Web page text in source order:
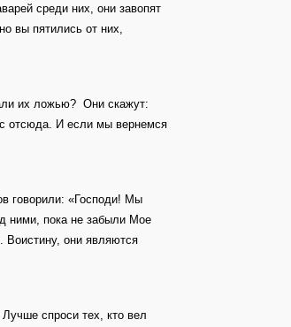
среди них, они завопят
вы пятились от них,
их ложью? Они скажут:
отсюда. И если мы вернемся
говорили: «Господи! Мы
ними, пока не забыли Мое
Воистину, они являются
спроси тех, кто вел